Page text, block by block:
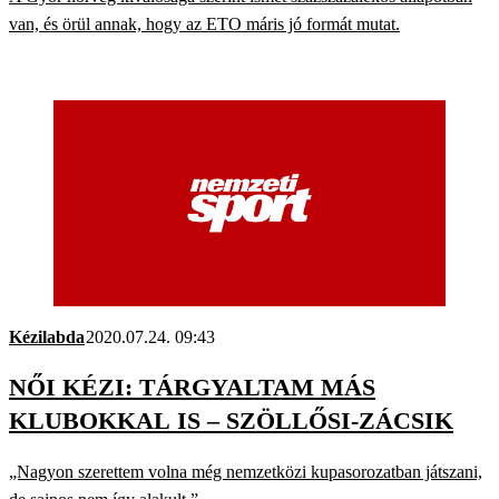
van, és örül annak, hogy az ETO máris jó formát mutat.
Kézilabda2020.07.24. 09:43
NŐI KÉZI: TÁRGYALTAM MÁS
KLUBOKKAL IS – SZÖLLŐSI-ZÁCSIK
„Nagyon szerettem volna még nemzetközi kupasorozatban játszani,